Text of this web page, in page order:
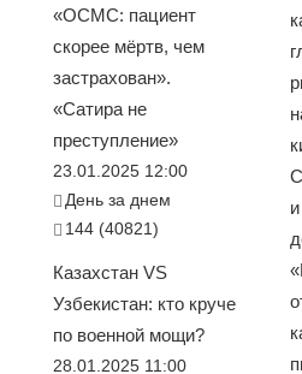
«ОСМС: пациент
скорее мёртв, чем
застрахован».
«Сатира не
преступление»
23.01.2025 12:00
День за днем
144 (40821)
Казахстан VS
Узбекистан: кто круче
по военной мощи?
28.01.2025 11:00